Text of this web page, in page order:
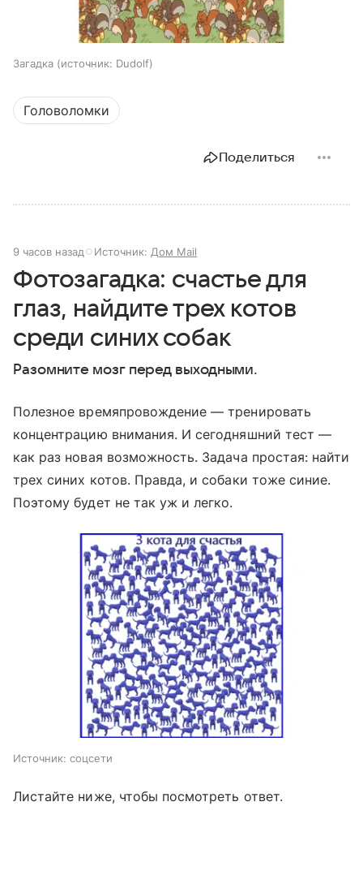
Загадка источник: Dudolf
Головоломки
Поделиться
9 часов назад Источник: Дом Mail
Фотозагадка: счастье для
глаз, найдите трех котов
среди синих собак
Разомните мозг перед выходными.
Полезное времяпровождение — тренировать
концентрацию внимания. И сегодняшний тест —
как раз новая возможность. Задача простая: найти
трех синих котов. Правда, и собаки тоже синие.
Поэтому будет не так уж и легко.
Источник: соцсети
Листайте ниже, чтобы посмотреть ответ.